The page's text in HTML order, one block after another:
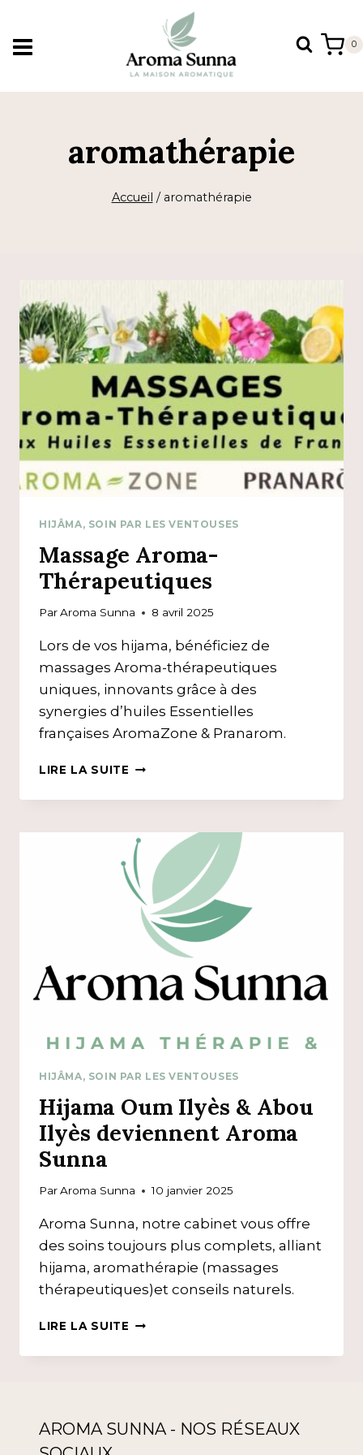
contenu
0
aromathérapie
Accueil / aromathérapie
HIJÂMA, SOIN PAR LES VENTOUSES
Massage Aroma-
Thérapeutiques
ParAroma Sunna 8 avril 2025
Lors de vos hijama, bénéficiez de
massages Aroma-thérapeutiques
uniques, innovants grâce à des
synergies d’huiles Essentielles
françaises AromaZone & Pranarom.
LIRE LA SUITE MASSAGE
THÉRAPEUTIQUES
HIJÂMA, SOIN PAR LES VENTOUSES
Hijama Oum Ilyès & Abou
Ilyès deviennent Aroma
Sunna
ParAroma Sunna 10 janvier 2025
Aroma Sunna, notre cabinet vous offre
des soins toujours plus complets, alliant
hijama, aromathérapie (massages
thérapeutiques)et conseils naturels.
LIRE LA SUITE HIJAMA
ILYÈS
DEVIENNENT
AROMA SUNNA - NOS RÉSEAUX